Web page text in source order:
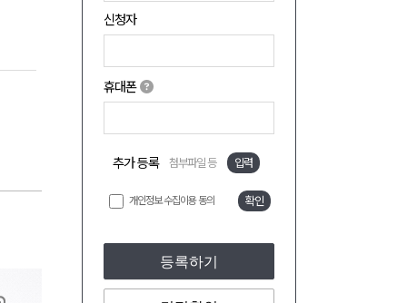
신청자
휴대폰
추가 등록 첨부파일 등 입력
개인정보 수집이용 동의 확인
등록하기